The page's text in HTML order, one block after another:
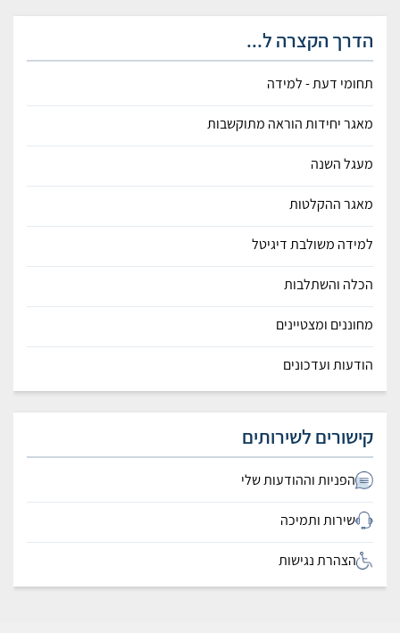
הדרך הקצרה ל...
תחומי דעת - למידה
מאגר יחידות הוראה מתוקשבות
מעגל השנה
מאגר ההקלטות
למידה משולבת דיגיטל
הכלה והשתלבות
מחוננים ומצטיינים
הודעות ועדכונים
קישורים לשירותים
הפניות וההודעות שלי
שירות ותמיכה
הצהרת נגישות